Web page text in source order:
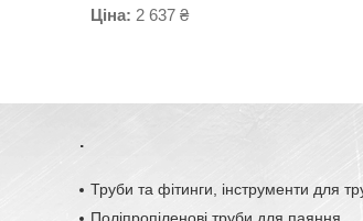
Ціна: 2 637 ₴
.
Труби та фітинги, інструменти для